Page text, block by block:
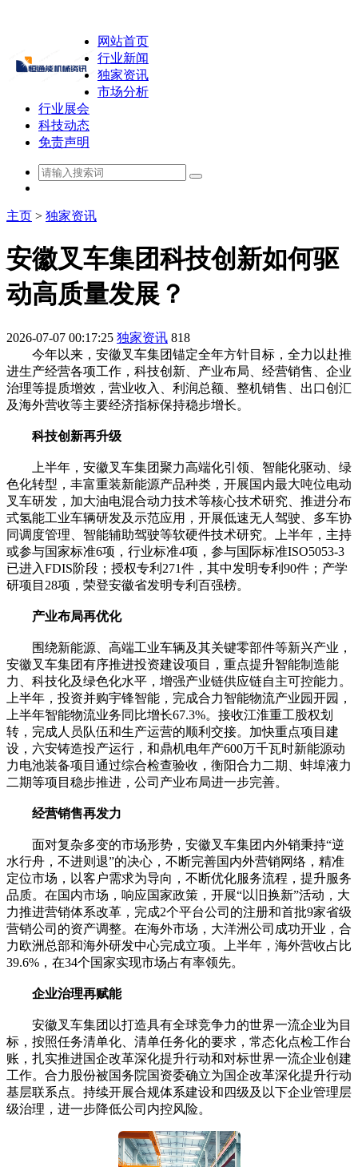
网站首页
行业新闻
独家资讯
市场分析
行业展会
科技动态
免责声明
主页 > 独家资讯
安徽叉车集团科技创新如何驱
动高质量发展？
2026-07-07 00:17:25 独家资讯 818
今年以来，安徽叉车集团锚定全年方针目标，全力以赴推
进生产经营各项工作，科技创新、产业布局、经营销售、企业
治理等提质增效，营业收入、利润总额、整机销售、出口创汇
及海外营收等主要经济指标保持稳步增长。
科技创新再升级
上半年，安徽叉车集团聚力高端化引领、智能化驱动、绿
色化转型，丰富重装新能源产品种类，开展国内最大吨位电动
叉车研发，加大油电混合动力技术等核心技术研究、推进分布
式氢能工业车辆研发及示范应用，开展低速无人驾驶、多车协
同调度管理、智能辅助驾驶等软硬件技术研究。上半年，主持
或参与国家标准6项，行业标准4项，参与国际标准ISO5053-3
已进入FDIS阶段；授权专利271件，其中发明专利90件；产学
研项目28项，荣登安徽省发明专利百强榜。
产业布局再优化
围绕新能源、高端工业车辆及其关键零部件等新兴产业，
安徽叉车集团有序推进投资建设项目，重点提升智能制造能
力、科技化及绿色化水平，增强产业链供应链自主可控能力。
上半年，投资并购宇锋智能，完成合力智能物流产业园开园，
上半年智能物流业务同比增长67.3%。接收江淮重工股权划
转，完成人员队伍和生产运营的顺利交接。加快重点项目建
设，六安铸造投产运行，和鼎机电年产600万千瓦时新能源动
力电池装备项目通过综合检查验收，衡阳合力二期、蚌埠液力
二期等项目稳步推进，公司产业布局进一步完善。
经营销售再发力
面对复杂多变的市场形势，安徽叉车集团内外销秉持“逆
水行舟，不进则退”的决心，不断完善国内外营销网络，精准
定位市场，以客户需求为导向，不断优化服务流程，提升服务
品质。在国内市场，响应国家政策，开展“以旧换新”活动，大
力推进营销体系改革，完成2个平台公司的注册和首批9家省级
营销公司的资产调整。在海外市场，大洋洲公司成功开业，合
力欧洲总部和海外研发中心完成立项。上半年，海外营收占比
39.6%，在34个国家实现市场占有率领先。
企业治理再赋能
安徽叉车集团以打造具有全球竞争力的世界一流企业为目
标，按照任务清单化、清单任务化的要求，常态化点检工作台
账，扎实推进国企改革深化提升行动和对标世界一流企业创建
工作。合力股份被国务院国资委确立为国企改革深化提升行动
基层联系点。持续开展合规体系建设和四级及以下企业管理层
级治理，进一步降低公司内控风险。